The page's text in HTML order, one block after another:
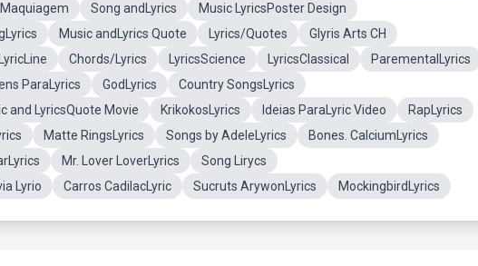
Song andLyrics
Music LyricsPoster Design
Music andLyrics Quote Lyrics/Quotes
Glyris Arts CH
LyricLine Chords/Lyrics LyricsScience LyricsClassical
ParementalLyrics
ParaLyrics GodLyrics
Country SongsLyrics
and LyricsQuote Movie KrikokosLyrics Ideias ParaLyric Video
RapLyrics
Matte RingsLyrics Songs by AdeleLyrics
Bones. CalciumLyrics
Mr. Lover LoverLyrics
Song Lirycs
Lyrio Carros CadilacLyric Sucruts ArywonLyrics MockingbirdLyrics